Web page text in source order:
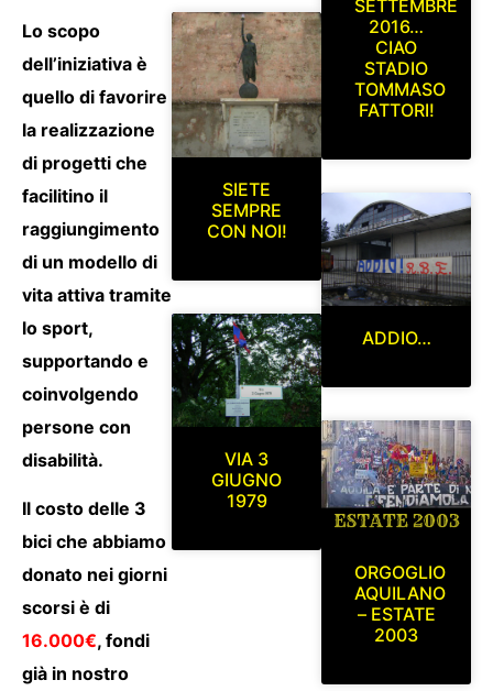
Lo scopo
dell’iniziativa è
quello di favorire
la realizzazione
di progetti che
facilitino il
raggiungimento
di un modello di
vita attiva tramite
lo sport,
supportando e
coinvolgendo
persone con
disabilità.
Il costo delle 3
bici che abbiamo
donato nei giorni
scorsi è di
16.000€, fondi
già in nostro
SIETE
SEMPRE
CON NOI!
VIA 3
GIUGNO
1979
SETTEMBRE
2016…
CIAO
STADIO
TOMMASO
FATTORI!
ADDIO…
ORGOGLIO
AQUILANO
– ESTATE
2003